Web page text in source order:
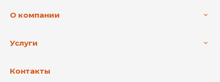
О компании
Услуги
Контакты